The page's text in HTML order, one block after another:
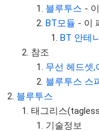
| 대표 : 김명기 | 사업
전화 : 031-8065-
로 13, B동(complex동
COPYRIGHT (C) 투고
투고기술 위키 저작
블루투스 -
BT모듈 - 이
BT 안테
참조
무선 헤드셋,
블루투스 스
블루투스
태그리스
기술정보